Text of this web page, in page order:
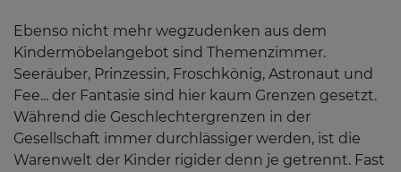
Ebenso nicht mehr wegzudenken aus dem
Kindermöbelangebot sind Themenzimmer.
Seeräuber, Prinzessin, Froschkönig, Astronaut und
Fee... der Fantasie sind hier kaum Grenzen gesetzt.
Während die Geschlechtergrenzen in der
Gesellschaft immer durchlässiger werden, ist die
Warenwelt der Kinder rigider denn je getrennt. Fast